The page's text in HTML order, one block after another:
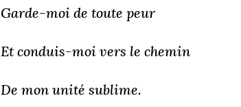
Garde-moi de toute peur
Et conduis-moi vers le chemin
De mon unité sublime.